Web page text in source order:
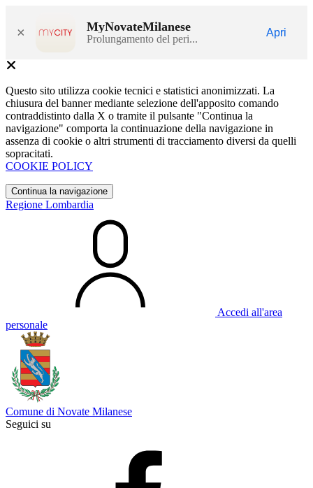
× MyNovateMilanese
Prolungamento del peri...
Apri
Questo sito utilizza cookie tecnici e statistici anonimizzati. La
chiusura del banner mediante selezione dell'apposito comando
contraddistinto dalla X o tramite il pulsante "Continua la
navigazione" comporta la continuazione della navigazione in
assenza di cookie o altri strumenti di tracciamento diversi da quelli
sopracitati.
COOKIE POLICY
Continua la navigazione
Regione Lombardia
Accedi all'area
personale
Comune di Novate Milanese
Seguici su